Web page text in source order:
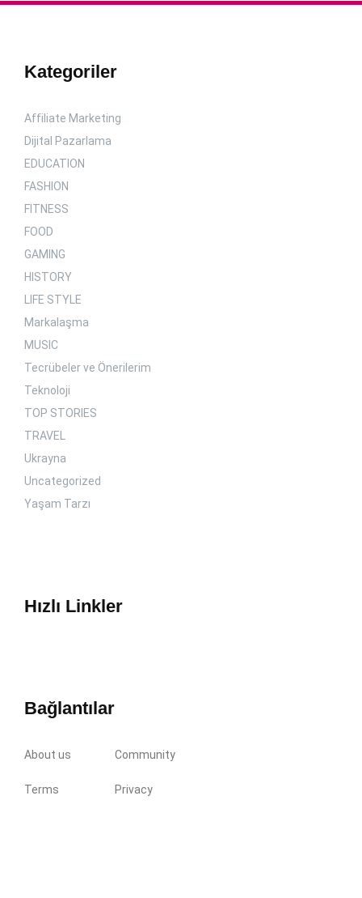
Kategoriler
Affiliate Marketing
Dijital Pazarlama
EDUCATION
FASHION
FITNESS
FOOD
GAMING
HISTORY
LIFE STYLE
Markalaşma
MUSIC
Tecrübeler ve Önerilerim
Teknoloji
TOP STORIES
TRAVEL
Ukrayna
Uncategorized
Yaşam Tarzı
Hızlı Linkler
Bağlantılar
About us Community
Terms Privacy